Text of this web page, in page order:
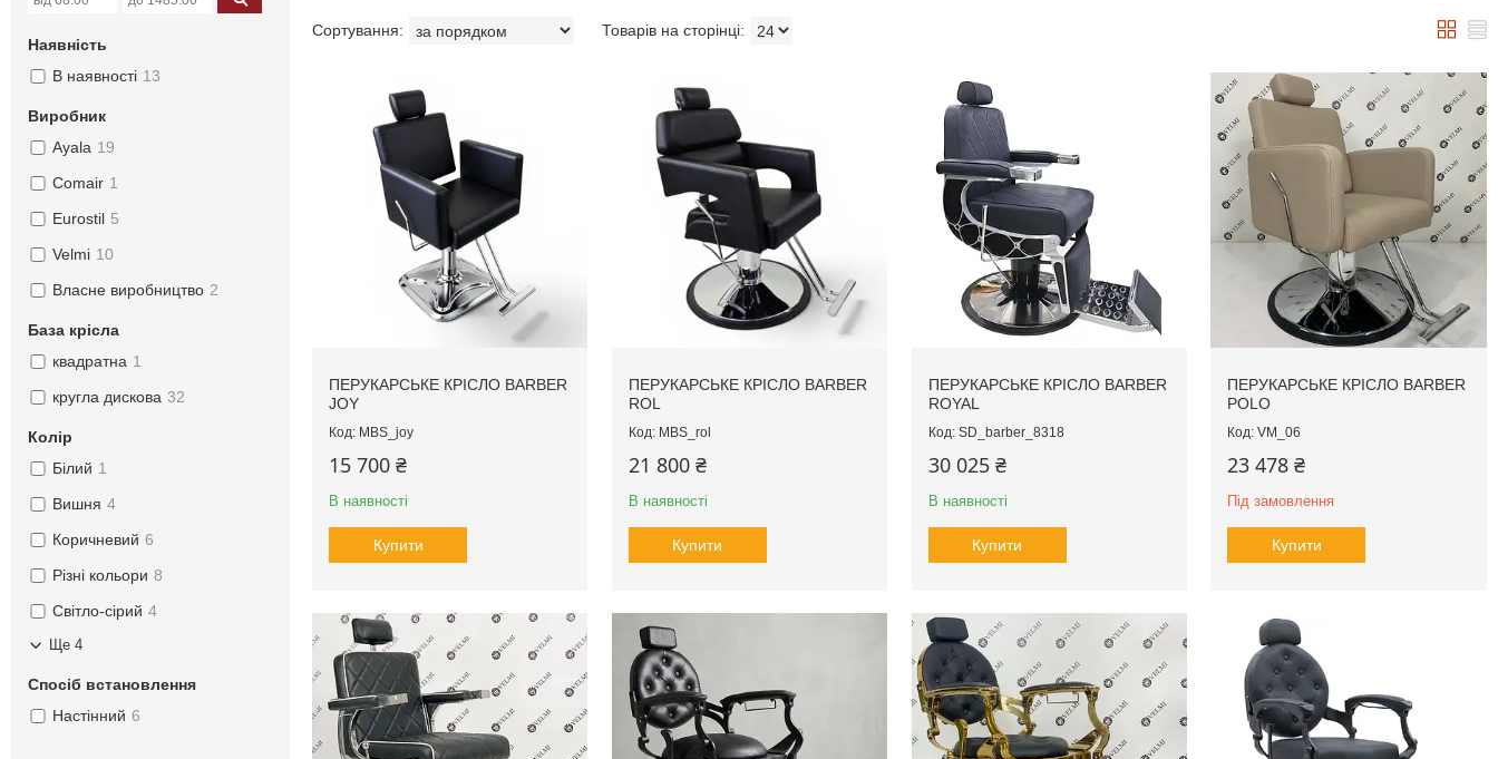
ПЕРУКАРСЬКЕ КРІСЛО BARBER
JOY
MBS_joy
15 700 ₴
В наявності
Купити
ПЕРУКАРСЬКЕ КРІСЛО BARBER
ROL
MBS_rol
21 800 ₴
В наявності
Купити
ПЕРУКАРСЬКЕ КРІСЛО BARBER
ROYAL
SD_barber_8318
30 025 ₴
В наявності
Купити
ПЕРУКАРСЬКЕ КРІСЛО BARBER
POLO
VM_06
23 478 ₴
Під замовлення
Купити
Наявність
В наявності 13
Виробник
Ayala 19
Comair 1
Eurostil 5
Velmi 10
Власне виробництво 2
База крісла
квадратна 1
кругла дискова 32
Колір
Білий 1
Вишня 4
Коричневий 6
Різні кольори 8
Світло-сірий 4
Ще 4
Спосіб встановлення
Настінний 6